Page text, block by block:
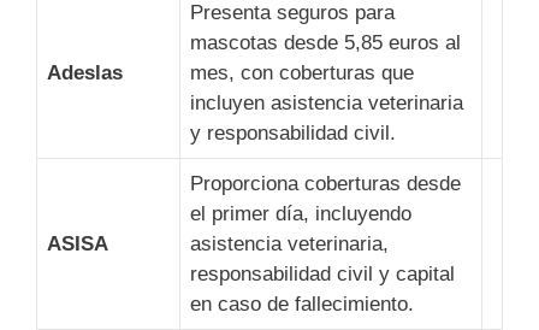
Adeslas
Presenta seguros para
mascotas desde 5,85 euros al
mes, con coberturas que
incluyen asistencia veterinaria
y responsabilidad civil.
ASISA
Proporciona coberturas desde
el primer día, incluyendo
asistencia veterinaria,
responsabilidad civil y capital
en caso de fallecimiento.